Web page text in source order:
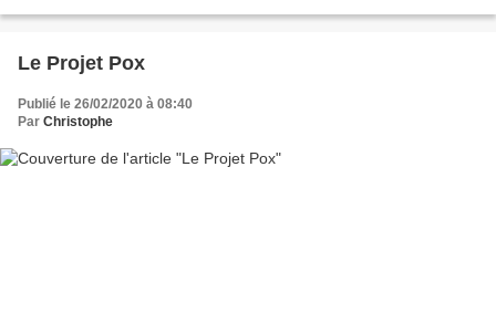
Le Projet Pox
Publié le 26/02/2020 à 08:40
Par Christophe